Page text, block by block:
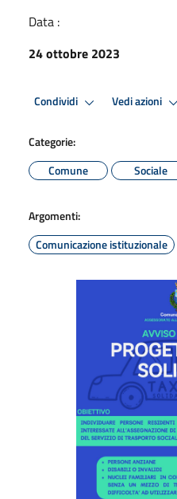
Data :
24 ottobre 2023
Condividi Vedi azioni
Categorie:
Comune
Sociale
Argomenti:
Comunicazione istituzionale